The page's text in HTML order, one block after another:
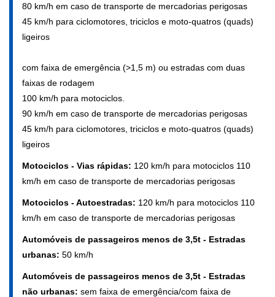
80 km/h em caso de transporte de mercadorias perigosas
45 km/h para ciclomotores, triciclos e moto-quatros (quads)
ligeiros
com faixa de emergência (>1,5 m) ou estradas com duas
faixas de rodagem
100 km/h para motociclos.
90 km/h em caso de transporte de mercadorias perigosas
45 km/h para ciclomotores, triciclos e moto-quatros (quads)
ligeiros
Motociclos - Vias rápidas: 120 km/h para motociclos 110
km/h em caso de transporte de mercadorias perigosas
Motociclos - Autoestradas: 120 km/h para motociclos 110
km/h em caso de transporte de mercadorias perigosas
Automóveis de passageiros menos de 3,5t - Estradas
urbanas: 50 km/h
Automóveis de passageiros menos de 3,5t - Estradas
não urbanas: sem faixa de emergência/com faixa de